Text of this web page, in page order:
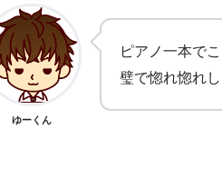
ゆーくん
ピアノ一本で
璧で惚れ惚れし